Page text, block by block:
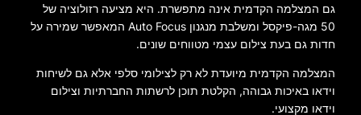
גם המצלמה הקדמית אינה מתפשרת. היא מציעה רזולוציה של
50 מגה-פיקסל ומשלבת מנגנון Auto Focus המאפשר שמירה על
חדות גם בעת צילום עצמי מטווחים שונים.
המצלמה הקדמית מיועדת לא רק לצילומי סלפי אלא גם לשיחות
וידאו באיכות גבוהה, הקלטת תוכן לרשתות החברתיות וצילום
וידאו מקצועי.